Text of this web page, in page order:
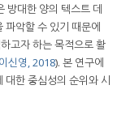
방대한 양의 텍스트 데
악할 수 있기 때문에
고자 하는 목적으로 활
이신영, 2018). 본 연구에
한 중심성의 순위와 시